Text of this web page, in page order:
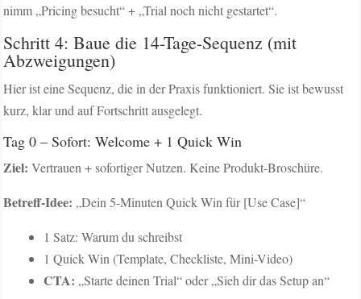
nimm „Pricing besucht“ + „Trial noch nicht gestartet“.
Schritt 4: Baue die 14-Tage-Sequenz (mit
Abzweigungen)
Hier ist eine Sequenz, die in der Praxis funktioniert. Sie ist bewusst
kurz, klar und auf Fortschritt ausgelegt.
Tag 0 – Sofort: Welcome + 1 Quick Win
Ziel: Vertrauen + sofortiger Nutzen. Keine Produkt-Broschüre.
Betreff-Idee: „Dein 5-Minuten Quick Win für [Use Case]“
1 Satz: Warum du schreibst
1 Quick Win (Template, Checkliste, Mini-Video)
CTA: „Starte deinen Trial“ oder „Sieh dir das Setup an“